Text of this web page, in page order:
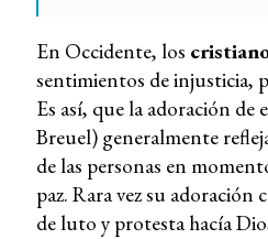
En Occidente, los
sentimientos de injusticia,
Es así, que la adoración de
Breuel) generalmente
de las personas en
paz. Rara vez su adoración
de luto y protesta hacía